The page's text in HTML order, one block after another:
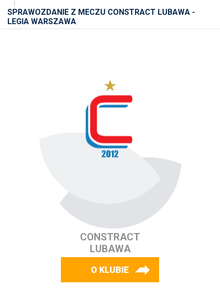
SPRAWOZDANIE Z MECZU CONSTRACT LUBAWA -
LEGIA WARSZAWA
CONSTRACT
LUBAWA
O KLUBIE